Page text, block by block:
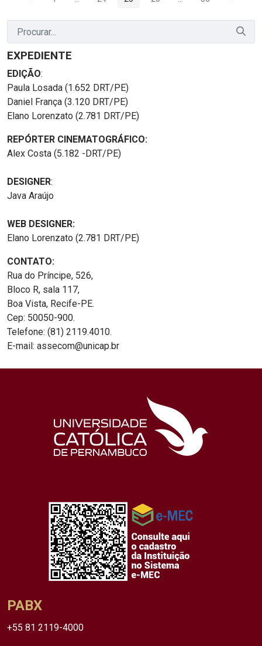
PáginaPáginas intermediárias Usar ABA para navegar.
PáginaPáginaPáginaPáginasPágina
EXPEDIENTE
EDIÇÃO:
Paula Losada (1.652 DRT/PE)
Daniel França (3.120 DRT/PE)
Elano Lorenzato (2.781 DRT/PE)
REPÓRTER CINEMATOGRÁFICO:
Alex Costa (5.182 -DRT/PE)
DESIGNER:
Java Araújo
WEB DESIGNER:
Elano Lorenzato (2.781 DRT/PE)
CONTATO:
Rua do Príncipe, 526,
Bloco R, sala 117,
Boa Vista, Recife-PE.
Cep: 50050-900.
Telefone: (81) 2119.4010.
E-mail: assecom@unicap.br
PABX
+55 81 2119-4000